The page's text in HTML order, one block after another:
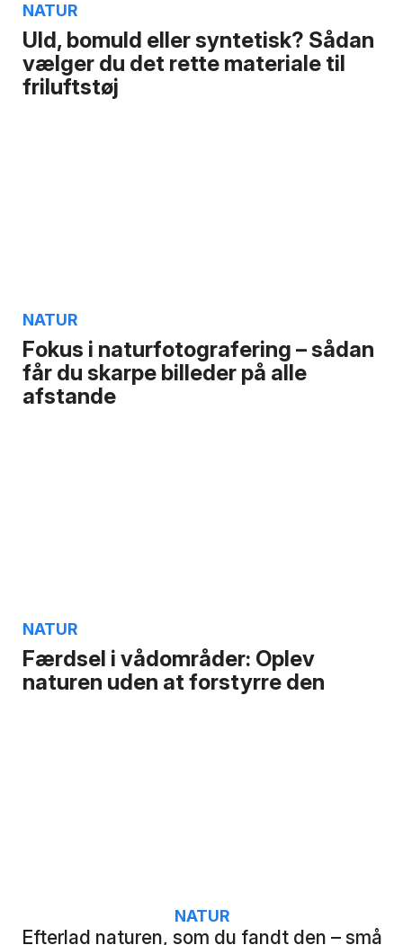
Uld, bomuld eller syntetisk? Sådan
vælger du det rette materiale til
friluftstøj
NATUR
Fokus i naturfotografering – sådan
får du skarpe billeder på alle
afstande
NATUR
Færdsel i vådområder: Oplev
naturen uden at forstyrre den
NATUR
Efterlad naturen, som du fandt den – små
NATUR